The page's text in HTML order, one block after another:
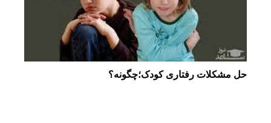
حل مشکلات رفتاری کودک؛چگونه؟